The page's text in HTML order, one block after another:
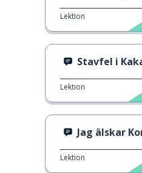
Lektion
Stavfel i
Lektion
Jag älskar
Lektion